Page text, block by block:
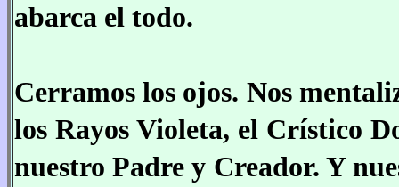
abarca el todo.
Cerramos los ojos. Nos
los Rayos Violeta, el Crístico
nuestro Padre y Creador. Y